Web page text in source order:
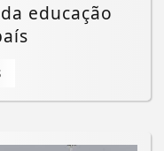
educação